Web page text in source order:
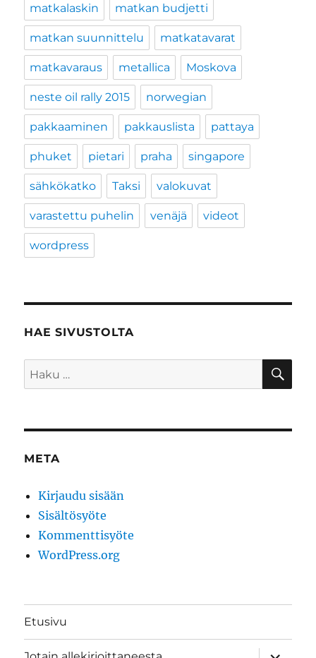
matkalaskin matkan budjetti
matkan suunnittelu matkatavarat
matkavaraus metallica Moskova
neste oil rally 2015 norwegian
pakkaaminen pakkauslista pattaya
phuket pietari praha singapore
sähkökatko Taksi valokuvat
varastettu puhelin venäjä videot
wordpress
HAE SIVUSTOLTA
Etsi:
META
Kirjaudu sisään
Sisältösyöte
Kommenttisyöte
WordPress.org
Etusivu
näytä